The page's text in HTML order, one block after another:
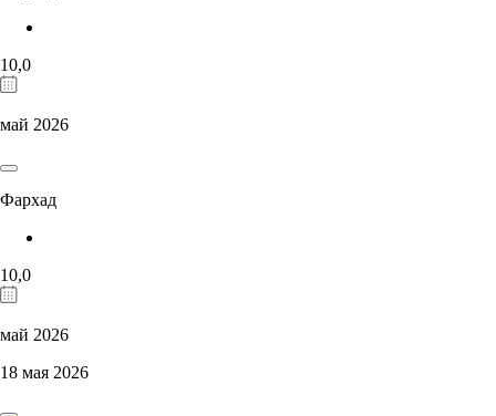
10,0
май 2026
Фархад
10,0
май 2026
18 мая 2026